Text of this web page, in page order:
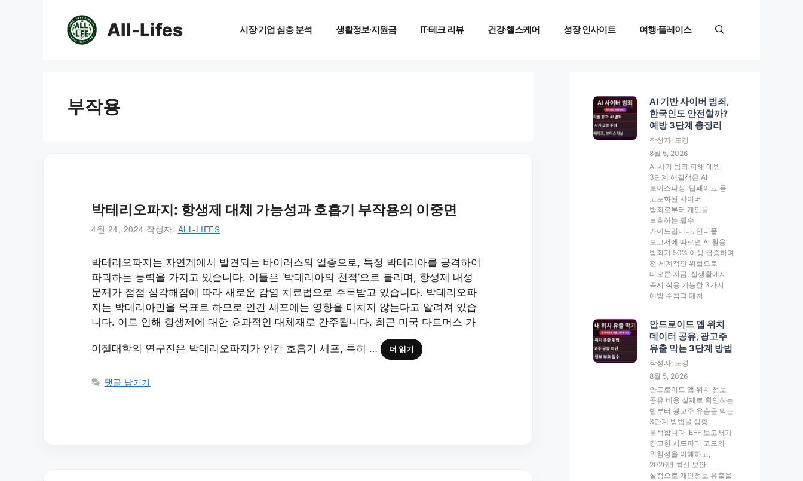
All-Lifes 시장·기업 심층 분석 생활정보·지원금 IT·테크 리뷰 건강·헬스케어 성장 인사이트 여행·플레이스
부작용
박테리오파지: 항생제 대체 가능성과 호흡기 부작용의 이중면
4월 24, 2024 작성자: ALL-LIFES
박테리오파지는 자연계에서 발견되는 바이러스의 일종으로, 특정 박테리아를 공격하여
파괴하는 능력을 가지고 있습니다. 이들은 ‘박테리아의 천적’으로 불리며, 항생제 내성
문제가 점점 심각해짐에 따라 새로운 감염 치료법으로 주목받고 있습니다. 박테리오파
지는 박테리아만을 목표로 하므로 인간 세포에는 영향을 미치지 않는다고 알려져 있습
니다. 이로 인해 항생제에 대한 효과적인 대체재로 간주됩니다. 최근 미국 다트머스 가
이젤대학의 연구진은 박테리오파지가 인간 호흡기 세포, 특히 … 더 읽기
댓글 남기기
AI 기반 사이버 범죄,
한국인도 안전할까?
예방 3단계 총정리
작성자: 도경
8월 5, 2026
AI 사기 범죄 피해 예방
3단계 해결책은 AI
보이스피싱, 딥페이크 등
고도화된 사이버
범죄로부터 개인을
보호하는 필수
가이드입니다. 인터폴
보고서에 따르면 AI 활용
범죄가 50% 이상 급증하며
전 세계적인 위협으로
떠오른 지금, 실생활에서
즉시 적용 가능한 3가지
예방 수칙과 대처
안드로이드 앱 위치
데이터 공유, 광고주
유출 막는 3단계 방법
작성자: 도경
8월 5, 2026
안드로이드 앱 위치 정보
공유 비용 실제로 확인하는
법부터 광고주 유출을 막는
3단계 방법을 심층
분석합니다. EFF 보고서가
경고한 서드파티 코드의
위험성을 이해하고,
2026년 최신 보안
설정으로 개인정보 유출을